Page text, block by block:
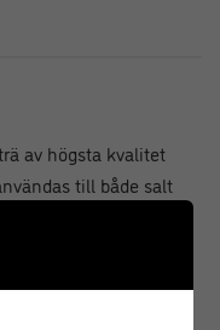
av högsta kvalitet
till både salt